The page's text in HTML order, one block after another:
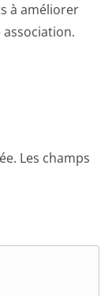
à améliorer
Les champs